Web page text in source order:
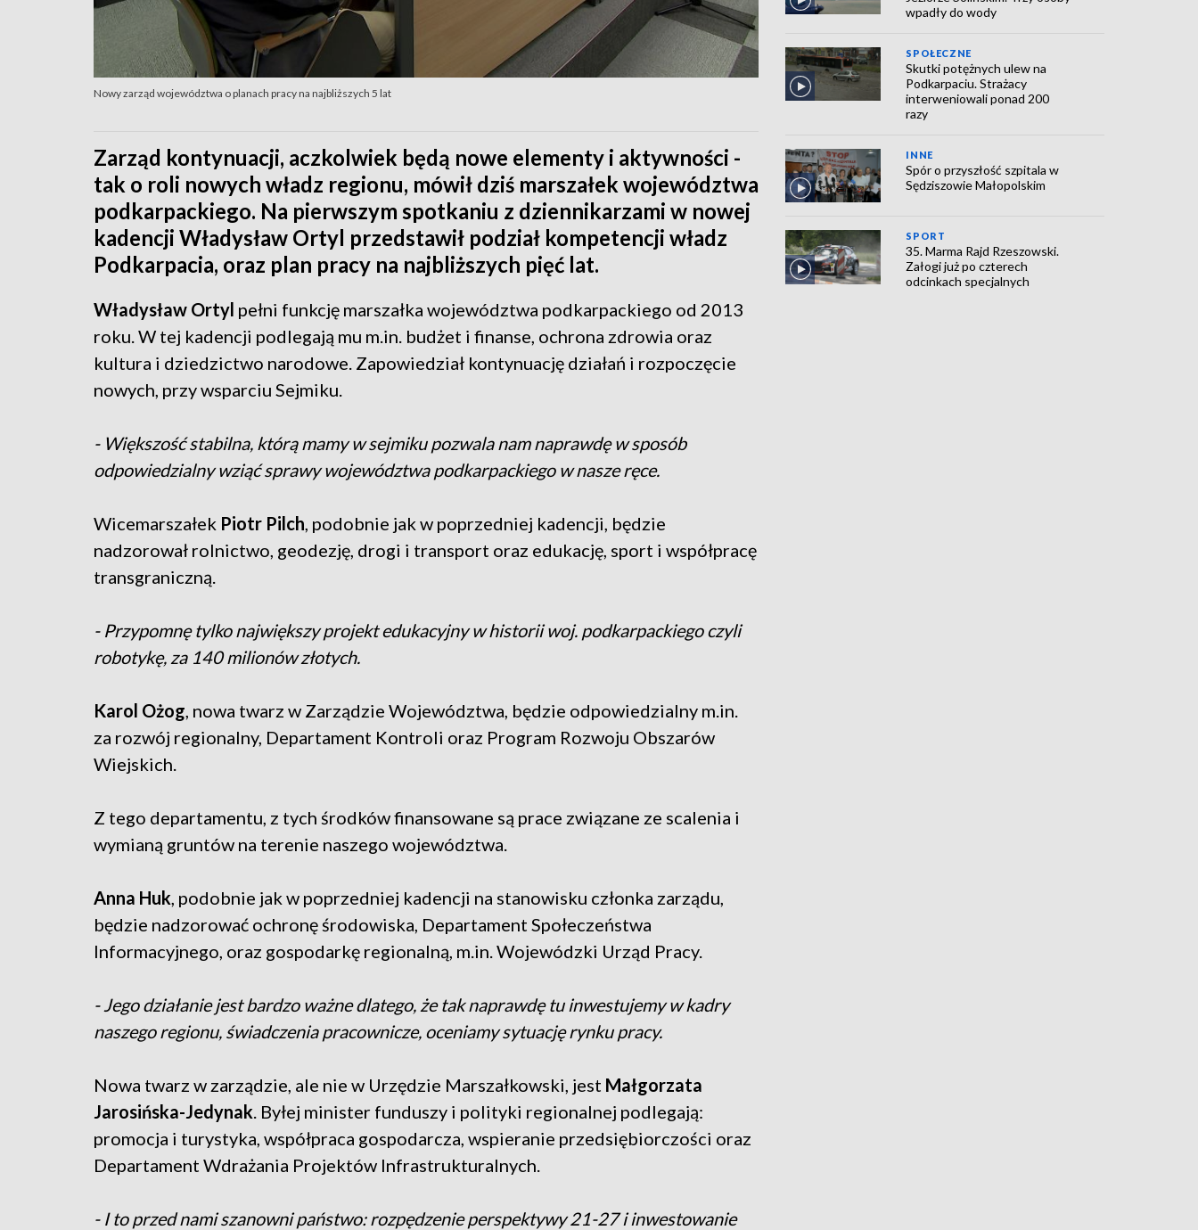
Nowy zarząd województwa o planach pracy na najbliższych 5 lat
Zarząd kontynuacji, aczkolwiek będą nowe elementy i aktywności -
tak o roli nowych władz regionu, mówił dziś marszałek województwa
podkarpackiego. Na pierwszym spotkaniu z dziennikarzami w nowej
kadencji Władysław Ortyl przedstawił podział kompetencji władz
Podkarpacia, oraz plan pracy na najbliższych pięć lat.
Władysław Ortyl pełni funkcję marszałka województwa podkarpackiego od 2013
roku. W tej kadencji podlegają mu m.in. budżet i finanse, ochrona zdrowia oraz
kultura i dziedzictwo narodowe. Zapowiedział kontynuację działań i rozpoczęcie
nowych, przy wsparciu Sejmiku.
- Większość stabilna, którą mamy w sejmiku pozwala nam naprawdę w sposób
odpowiedzialny wziąć sprawy województwa podkarpackiego w nasze ręce.
Wicemarszałek Piotr Pilch , podobnie jak w poprzedniej kadencji, będzie
nadzorował rolnictwo, geodezję, drogi i transport oraz edukację, sport i współpracę
transgraniczną.
- Przypomnę tylko największy projekt edukacyjny w historii woj. podkarpackiego czyli
robotykę, za 140 milionów złotych.
Karol Ożog , nowa twarz w Zarządzie Województwa, będzie odpowiedzialny m.in.
za rozwój regionalny, Departament Kontroli oraz Program Rozwoju Obszarów
Wiejskich.
Z tego departamentu, z tych środków finansowane są prace związane ze scalenia i
wymianą gruntów na terenie naszego województwa.
Anna Huk , podobnie jak w poprzedniej kadencji na stanowisku członka zarządu,
będzie nadzorować ochronę środowiska, Departament Społeczeństwa
Informacyjnego, oraz gospodarkę regionalną, m.in. Wojewódzki Urząd Pracy.
- Jego działanie jest bardzo ważne dlatego, że tak naprawdę tu inwestujemy w kadry
naszego regionu, świadczenia pracownicze, oceniamy sytuację rynku pracy.
Nowa twarz w zarządzie, ale nie w Urzędzie Marszałkowski, jest Małgorzata
Jarosińska-Jedynak . Byłej minister funduszy i polityki regionalnej podlegają:
promocja i turystyka, współpraca gospodarcza, wspieranie przedsiębiorczości oraz
Departament Wdrażania Projektów Infrastrukturalnych.
- I to przed nami szanowni państwo: rozpędzenie perspektywy 21-27 i inwestowanie
wpadły do wody
SPOŁECZNE
Skutki potężnych ulew na
Podkarpaciu. Strażacy
interweniowali ponad 200
razy
INNE
Spór o przyszłość szpitala w
Sędziszowie Małopolskim
SPORT
35. Marma Rajd Rzeszowski.
Załogi już po czterech
odcinkach specjalnych